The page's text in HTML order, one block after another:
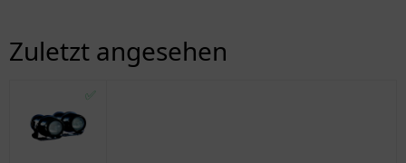
Zuletzt angesehen
✅